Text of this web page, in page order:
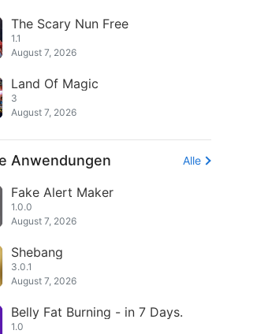
The Scary Nun Free
1.1
August 7, 2026
Land Of Magic
3
August 7, 2026
Anwendungen Alle
Fake Alert Maker
1.0.0
August 7, 2026
Shebang
3.0.1
August 7, 2026
Belly Fat Burning - in 7 Days.
1.0